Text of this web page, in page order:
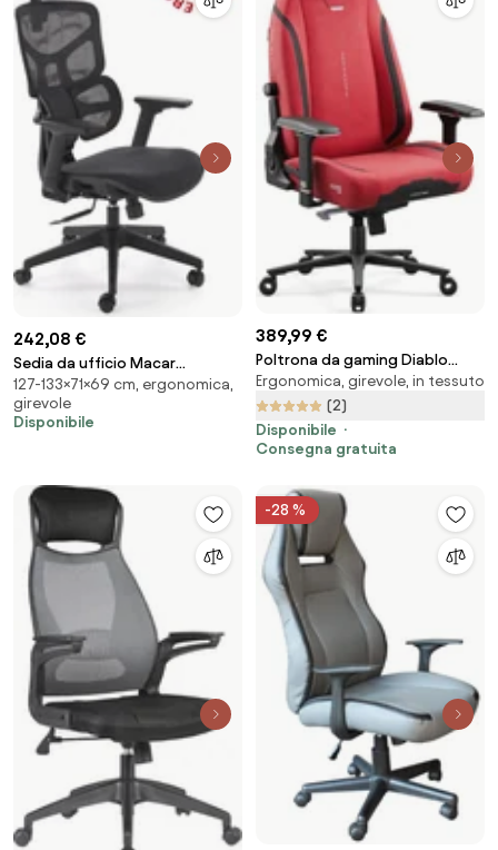
242,08 €
Sedia da ufficio Macar
ergonomica nera – 71x69x127-
133 cm
127-133×71×69 cm, ergonomica,
girevole
Disponibile
389,99 €
Poltrona da gaming Diablo
X.Eye Prime, Normal Size, Bloody
Mary
Ergonomica, girevole, in tessuto
(2)
Disponibile
Consegna gratuita
-28 %